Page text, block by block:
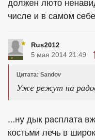
должен люто
числе и в самом
Rus2012
5 мая 2014 21:49
Цитата: Sandov
Уже режут на
...ну дык расплата
костьми лечь в